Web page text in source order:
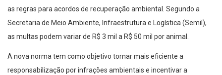
as regras para acordos de recuperação ambiental. Segundo a
Secretaria de Meio Ambiente, Infraestrutura e Logística (Semil),
as multas podem variar de R$ 3 mil a R$ 50 mil por animal.
A nova norma tem como objetivo tornar mais eficiente a
responsabilização por infrações ambientais e incentivar a